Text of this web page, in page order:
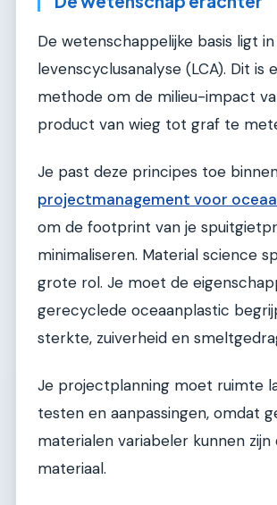
De wetenschappelijke basis ligt
levenscyclusanalyse (LCA). Dit is
methode om de milieu-impact
product van wieg tot graf te
Je past deze principes toe
projectmanagement voor
om de footprint van je
minimaliseren. Material science
grote rol. Je moet de
gerecyclede oceaanplastic
sterkte, zuiverheid en
Je projectplanning moet ruimte
testen en aanpassingen, omdat
materialen variabeler kunnen zijn
materiaal.